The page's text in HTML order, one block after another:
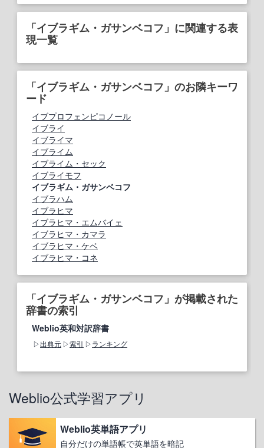
「イブラギム・ガサンベコフ」に関連する表
現一覧
「イブラギム・ガサンベコフ」のお隣キーワ
ード
イブプロフェンピコノール
イブライ
イブライマ
イブライム
イブライム・セック
イブライモフ
イブラギム・ガサンベコフ
イブラハム
イブラヒマ
イブラヒマ・エムバイェ
イブラヒマ・カマラ
イブラヒマ・ケベ
イブラヒマ・コネ
「イブラギム・ガサンベコフ」が掲載された
辞書の索引
Weblio英和対訳辞書
出典元 索引 ランキング
Weblio公式学習アプリ
Weblio英単語アプリ
自分だけの単語帳で英単語を暗記